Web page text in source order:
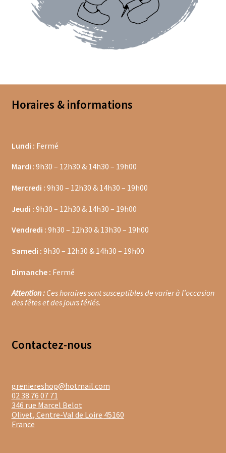
Bougies parfumées Durance
Petites bougies Durance
Diffuseurs de parfum
Sachets parfumés
Shampoings et savons solides
Trousses de toilette
Boissons alcoolisées
Bières régionales
Coffrets boissons alcoolisées
Rhums arrangés
Boutique du Grenier de Marie et Anaïs
Cafés aromatisés
Horaires & informations
Lundi : Fermé
Mardi : 9h30 – 12h30 & 14h30 – 19h00
Mercredi : 9h30 – 12h30 & 14h30 – 19h00
Jeudi : 9h30 – 12h30 & 14h30 – 19h00
Vendredi : 9h30 – 12h30 & 13h30 – 19h00
Samedi : 9h30 – 12h30 & 14h30 – 19h00
Dimanche : Fermé
Attention :Ces horaires sont susceptibles de varier à l’occasion
des fêtes et des jours fériés.
Contactez-nous
greniereshop@hotmail.com
02 38 76 07 71
346 rue Marcel Belot
Olivet, Centre-Val de Loire 45160
France